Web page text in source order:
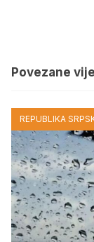
Povezane
REPUBLIKA